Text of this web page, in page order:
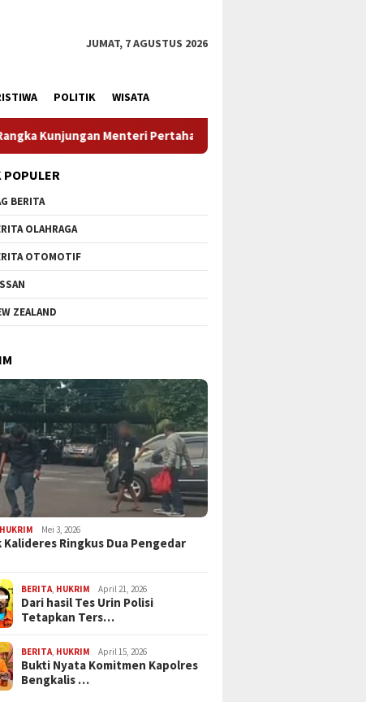
JUMAT, 7 AGUSTUS 2026
POLITIK WISATA
RI Profesionalisme Prajurit Jadi Penekanan
POPULER
BERITA
OLAHRAGA
OTOMOTIF
ZEALAND
HUKRIM Mei 3, 2026
Kalideres Ringkus Dua Pengedar
BERITA HUKRIM April 21, 2026
Dari hasil Tes Urin Polisi
Tetapkan Ters…
BERITA HUKRIM April 15, 2026
Bukti Nyata Komitmen Kapolres
Bengkalis …